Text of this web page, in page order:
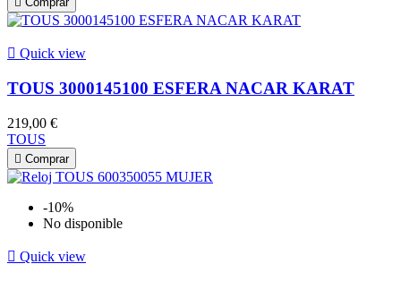
 Quick view
TOUS 3000145100 ESFERA NACAR KARAT
219,00 €
TOUS
 Comprar
-10%
No disponible
 Quick view